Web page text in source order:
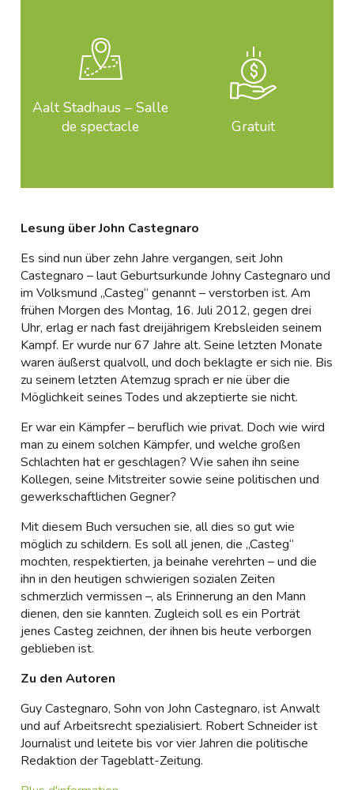
Aalt Stadhaus – Salle
de spectacle
Gratuit
Lesung über John Castegnaro
Es sind nun über zehn Jahre vergangen, seit John
Castegnaro – laut Geburtsurkunde Johny Castegnaro und
im Volksmund „Casteg“ genannt – verstorben ist. Am
frühen Morgen des Montag, 16. Juli 2012, gegen drei
Uhr, erlag er nach fast dreijährigem Krebsleiden seinem
Kampf. Er wurde nur 67 Jahre alt. Seine letzten Monate
waren äußerst qualvoll, und doch beklagte er sich nie. Bis
zu seinem letzten Atemzug sprach er nie über die
Möglichkeit seines Todes und akzeptierte sie nicht.
Er war ein Kämpfer – beruflich wie privat. Doch wie wird
man zu einem solchen Kämpfer, und welche großen
Schlachten hat er geschlagen? Wie sahen ihn seine
Kollegen, seine Mitstreiter sowie seine politischen und
gewerkschaftlichen Gegner?
Mit diesem Buch versuchen sie, all dies so gut wie
möglich zu schildern. Es soll all jenen, die „Casteg“
mochten, respektierten, ja beinahe verehrten – und die
ihn in den heutigen schwierigen sozialen Zeiten
schmerzlich vermissen –, als Erinnerung an den Mann
dienen, den sie kannten. Zugleich soll es ein Porträt
jenes Casteg zeichnen, der ihnen bis heute verborgen
geblieben ist.
Zu den Autoren
Guy Castegnaro, Sohn von John Castegnaro, ist Anwalt
und auf Arbeitsrecht spezialisiert. Robert Schneider ist
Journalist und leitete bis vor vier Jahren die politische
Redaktion der Tageblatt-Zeitung.